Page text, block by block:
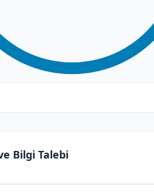
Bilgi Talebi